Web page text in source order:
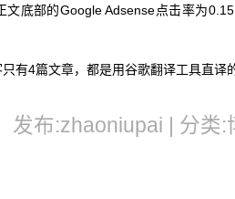
部的Google Adsense点击率为0.15
4篇文章，都是用谷歌翻译工具直译
发布:zhaoniupai | 分类